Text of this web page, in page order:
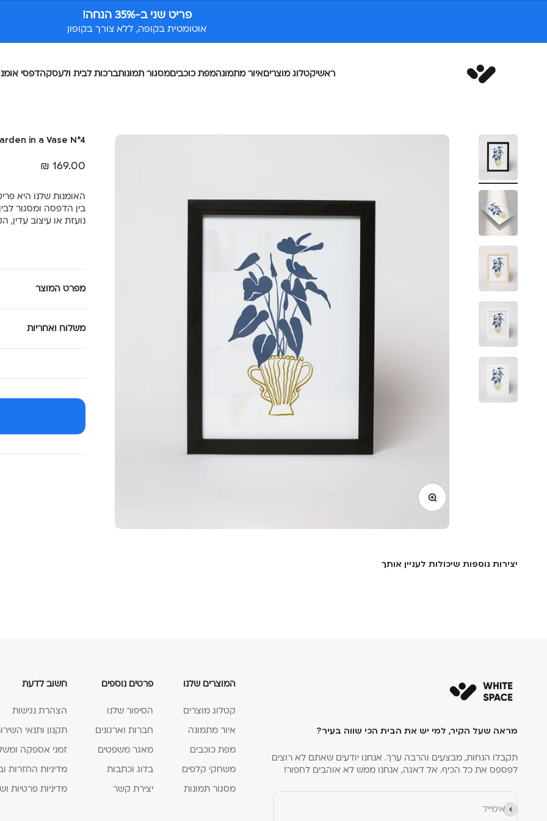
פריט שני ב-35% הנחה!
אוטומטית בקופה, ללא צורך בקופון
ראשיקטלוג מוצריםאיור מתמונהמפת כוכביםמסגור תמונותברכות לבית ולעסקהדפסי White Space
תקריב
in a Vase N°4
מחיר מבצע
169.00 ₪
האומנות שלנו היא
בין הדפסה ומסגור
נועזת או עיצוב
מפרט המוצר
משלוח ואחריות
יצירות נוספות שיכולות לעניין אותך
מראה שעל הקיר, למי יש את הבית הכי שווה בעיר?
תקבלו הנחות, מבצעים והרבה ערך. אנחנו יודעים שאתם לא רוצים
לפספס את כל הכיף. אל דאגה, אנחנו ממש לא אוהבים לחפור!
אימייל
הירשם כמנוי
המוצרים שלנו
קטלוג מוצרים
איור מתמונה
מפת כוכבים
משחקי קלפים
מסגור תמונות
פרטים נוספים
הסיפור שלנו
חברות וארגונים
מאגר משפטים
בלוג וכתבות
יצירת קשר
חשוב לדעת
הצהרת נגישות
תקנון ותנאי
זמני אספקה
מדיניות החזרות
מדיניות פרטיות